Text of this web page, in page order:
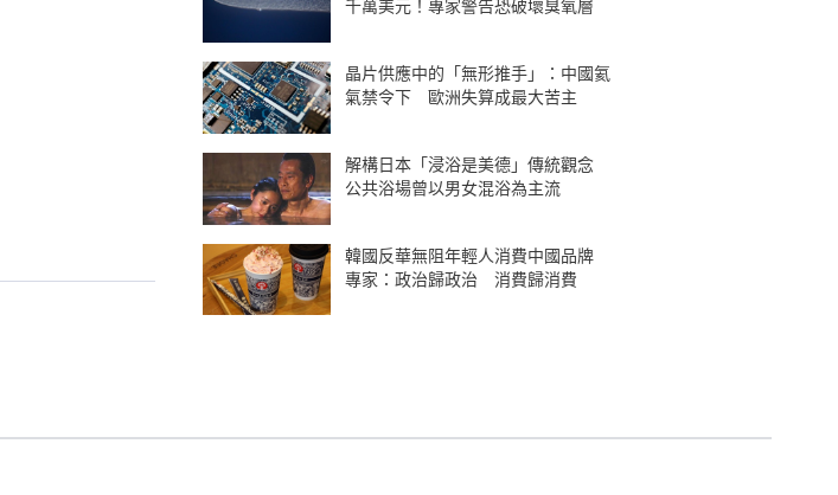
千萬美元！專家警告恐破壞臭氧層
晶片供應中的「無形推手」：中國氦
氣禁令下 歐洲失算成最大苦主
解構日本「浸浴是美德」傳統觀念
公共浴場曾以男女混浴為主流
韓國反華無阻年輕人消費中國品牌
專家：政治歸政治 消費歸消費